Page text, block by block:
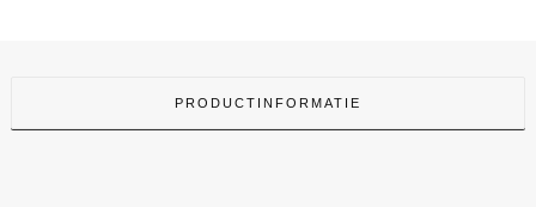
PRODUCTINFORMATIE